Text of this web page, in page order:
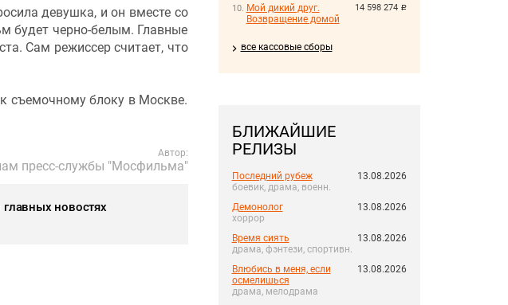
14 598 274 руб.
Мой дикий друг.
Возвращение домой
все кассовые сборы
БЛИЖАЙШИЕ
РЕЛИЗЫ
Последний рубеж
боевик, драма, военн.
13.08.2026
Демонолог
хоррор
13.08.2026
Время сиять
драма, фэнтези, спортивн.
13.08.2026
Влюбись в меня, если
осмелишься
драма, мелодрама
13.08.2026
девушка, и он вместе со
будет черно-белым. Главные
Сам режиссер считает, что
съемочному блоку в Москве.
Автор:
пресс-службы "Мосфильма"
новостях